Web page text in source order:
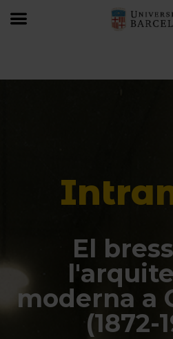
El
moderna a
(1872-